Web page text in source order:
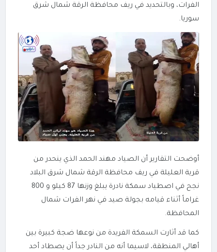
الفرات، وبالتحديد في ريف محافظة الرقة شمال شرق
سوريا.
أوضحت التقارير أن الصياد مهند الحمد الذي ينحدر من
قرية العليلة في ريف محافظة الرقة شمال شرق البلاد
نجح في اصطياد سمكة نادرة يبلغ وزنها 87 كيلو و 800
غراماً أثناء قيامه بجولة صيد في نهر الفرات شمال
المحافظة.
كما قد أثارت السمكة الفريدة من نوعها ضجة كبيرة بين
أهالي المنطقة، لاسيما أنه من النادر جداً أن يصطاد أحد